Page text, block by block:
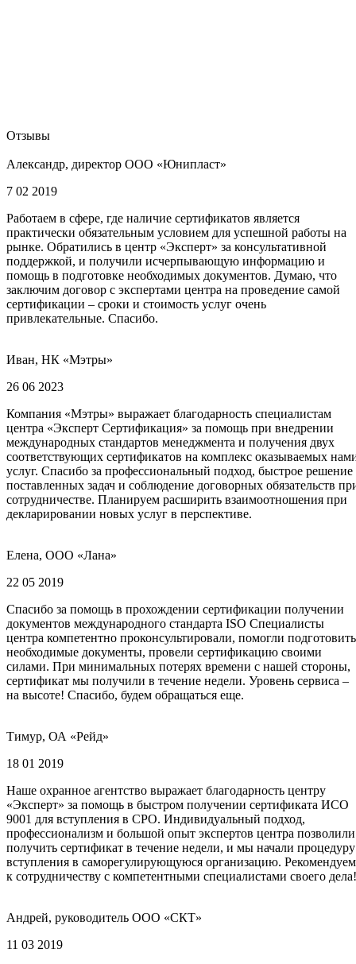
Отзывы
Александр, директор ООО «Юнипласт»
7 02 2019
Работаем в сфере, где наличие сертификатов является
практически обязательным условием для успешной работы на
рынке. Обратились в центр «Эксперт» за консультативной
поддержкой, и получили исчерпывающую информацию и
помощь в подготовке необходимых документов. Думаю, что
заключим договор с экспертами центра на проведение самой
сертификации – сроки и стоимость услуг очень
привлекательные. Спасибо.
Иван, НК «Мэтры»
26 06 2023
Компания «Мэтры» выражает благодарность специалистам
центра «Эксперт Сертификация» за помощь при внедрении
международных стандартов менеджмента и получения двух
соответствующих сертификатов на комплекс оказываемых
услуг. Спасибо за профессиональный подход, быстрое решение
поставленных задач и соблюдение договорных обязательств
сотрудничестве. Планируем расширить взаимоотношения при
декларировании новых услуг в перспективе.
Елена, ООО «Лана»
22 05 2019
Спасибо за помощь в прохождении сертификации получении
документов международного стандарта ISO Специалисты
центра компетентно проконсультировали, помогли подготовить
необходимые документы, провели сертификацию своими
силами. При минимальных потерях времени с нашей стороны,
сертификат мы получили в течение недели. Уровень сервиса –
на высоте! Спасибо, будем обращаться еще.
Тимур, ОА «Рейд»
18 01 2019
Наше охранное агентство выражает благодарность центру
«Эксперт» за помощь в быстром получении сертификата ИСО
9001 для вступления в СРО. Индивидуальный подход,
профессионализм и большой опыт экспертов центра позволили
получить сертификат в течение недели, и мы начали процедуру
вступления в саморегулирующуюся организацию. Рекомендуем
к сотрудничеству с компетентными специалистами своего дела!
Андрей, руководитель ООО «СКТ»
11 03 2019